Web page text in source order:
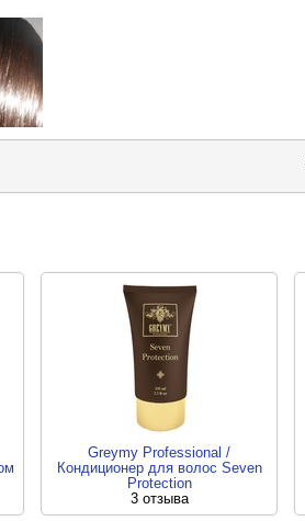
Greymy Professional /
Кондиционер для волос Seven
Protection
3 отзыва